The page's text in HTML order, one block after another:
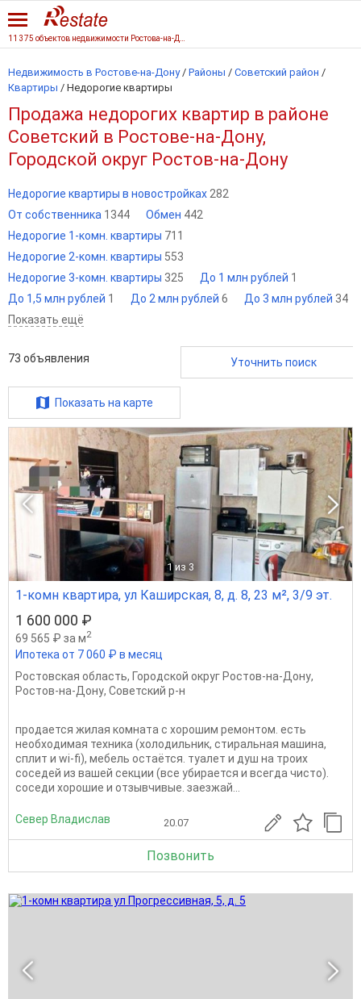
Недвижимость в Ростове-на-Дону / Районы / Советский район /
Квартиры / Недорогие квартиры
Продажа недорогих квартир в районе
Советский в Ростове-на-Дону,
Городской округ Ростов-на-Дону
Недорогие квартиры в новостройках 282
От собственника 1344 Обмен 442
Недорогие 1-комн. квартиры 711
Недорогие 2-комн. квартиры 553
Недорогие 3-комн. квартиры 325 До 1 млн рублей 1
До 1,5 млн рублей 1 До 2 млн рублей 6 До 3 млн рублей 34
Показать ещё
73 объявления Уточнить поиск
Показать на карте
1 из 3
1-комн квартира, ул Каширская, 8, д. 8, 23 м², 3/9 эт.
1 600 000 ₽
69 565 ₽ за м2
Ипотека от 7 060 ₽ в месяц
Ростовская область, Городской округ Ростов-на-Дону,
Ростов-на-Дону, Советский р-н
продается жилая комната с хорошим ремонтом. есть
необходимая техника (холодильник, стиральная машина,
сплит и wi-fi), мебель остаётся. туалет и душ на троих
соседей из вашей секции (все убирается и всегда чисто).
соседи хорошие и отзывчивые. заезжай...
Север Владислав 20.07
Позвонить